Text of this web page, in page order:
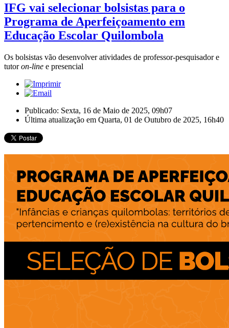
IFG vai selecionar bolsistas para o
Programa de Aperfeiçoamento em
Educação Escolar Quilombola
Os bolsistas vão desenvolver atividades de professor-pesquisador e
tutoron-line e presencial
Publicado: Sexta, 16 de Maio de 2025, 09h07
Última atualização em Quarta, 01 de Outubro de 2025, 16h40